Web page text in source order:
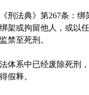
刑法典》第267条：绑
架或拘留他人，或以
禁至死刑。
体系中已经废除死刑
假释。